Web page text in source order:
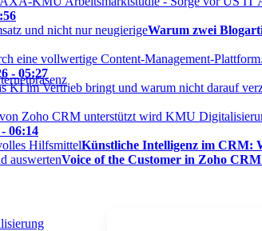
Warum zwei
- 05:27
06:14
Künstliche Intelligenz im CRM:
Voice of the Customer in Zoho